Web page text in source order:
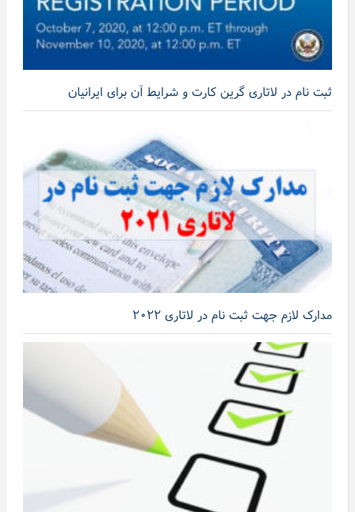
ثبت نام در لاتاری گرین کارت و شرایط آن برای ایرانیان
مدارک لازم جهت ثبت نام در لاتاری ۲۰۲۲